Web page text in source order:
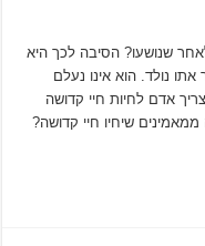
שנושעו? הסיבה לכך היא
נולד. הוא אינו נעלם
ז’ 17. האם לא צריך אדם לחיות חיי קדושה
שיחיו חיי קדושה?